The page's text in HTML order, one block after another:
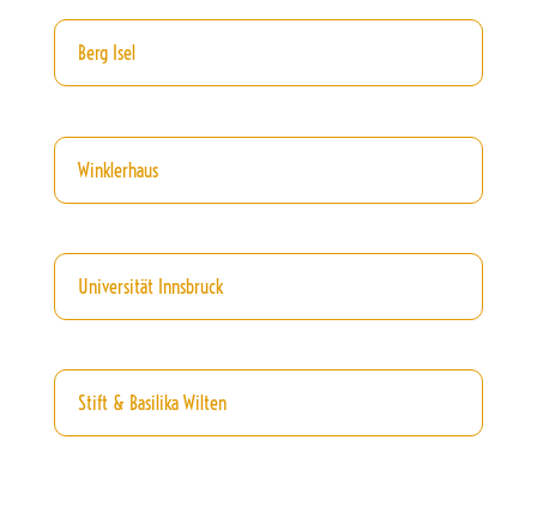
Berg Isel
Winklerhaus
Universität Innsbruck
Stift & Basilika Wilten